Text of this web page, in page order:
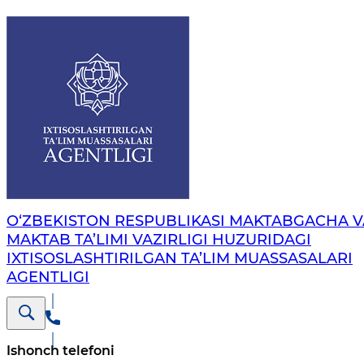
O‘ZBEKISTON RESPUBLIKASI MAKTABGACHA
MAKTAB TA’LIMI VAZIRLIGI HUZURIDAGI
IXTISOSLASHTIRILGAN TA’LIM MUASSASALARI
AGENTLIGI
Ishonch telefoni